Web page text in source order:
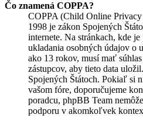
Čo znamená COPPA?
COPPA (Child Online
1998 je zákon Spojených
internete. Na stránkach, kde
ukladania osobných údajov o
ako 13 rokov, musí mať
zástupcov, aby tieto data
Spojených Štátoch. Pokiaľ si
vašom fóre, doporučujeme
poradcu, phpBB Team
podporu v akomkoľvek